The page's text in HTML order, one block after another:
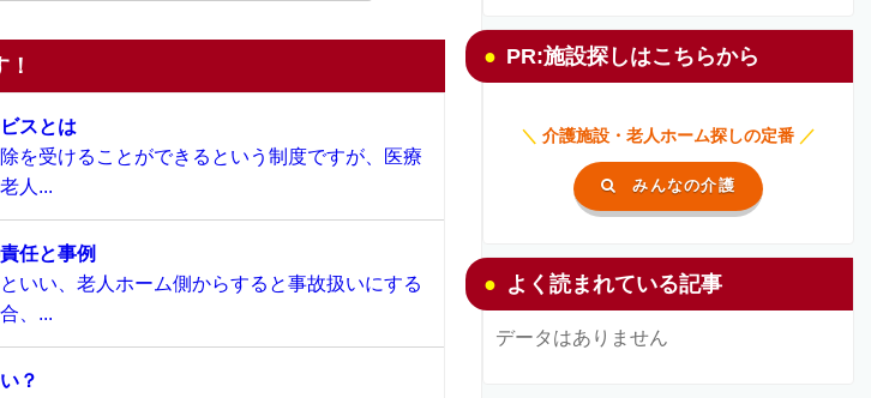
スとは
を受けることができるという制度ですが、医療
人...
任と事例
いい、老人ホーム側からすると事故扱いにする
、...
？
PR:施設探しはこちらから
＼ 介護施設・老人ホーム探しの定番 ／
みんなの介護
よく読まれている記事
データはありません